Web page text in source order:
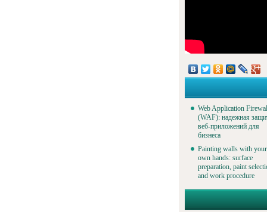
Web Application
(WAF): надежная
веб-приложений для
бизнеса
Painting walls with your
own hands: surface
preparation, paint
and work procedure